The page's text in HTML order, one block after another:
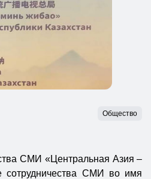
Общество
СМИ «Центральная Азия –
сотрудничества СМИ во имя